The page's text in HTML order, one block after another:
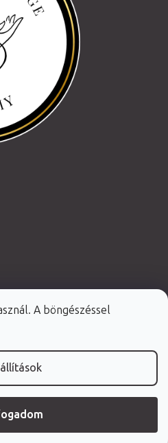
A böngészéssel
Premium készítette